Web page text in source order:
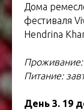
Дома
фестиваля
Hendrina
Проживание:
Питание:
День 3. 19